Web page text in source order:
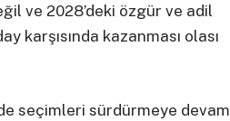
ve 2028’deki özgür ve adil
karşısında kazanması olası
seçimleri sürdürmeye devam